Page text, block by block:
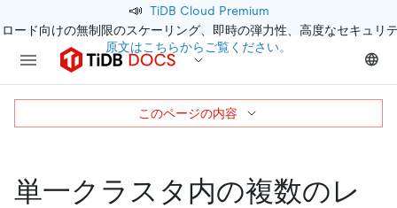
📣 TiDB Cloud Premium
ード向けの無制限のスケーリング、即時の弾力性、高度なセキュリ
原文はこちらからご覧ください。
単一クラスタ内の複数のレ
このページの内容